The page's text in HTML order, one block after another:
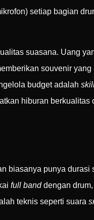
setiap bagian
suasana. Uang
souvenir
budget adalah
hiburan berkualitas
biasanya punya durasi
full banddengan drum,
teknis seperti suara